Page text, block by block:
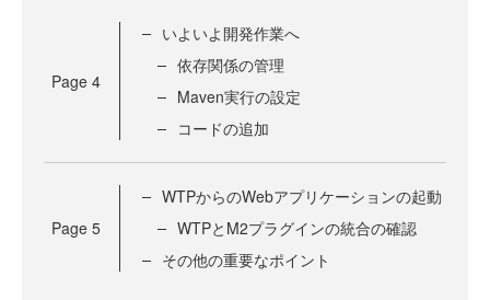
Page 4
いよいよ開発作業へ
依存関係の管理
Maven実行の設定
コードの追加
Page 5
WTPからのWebアプリケーションの起動
WTPとM2プラグインの統合の確認
その他の重要なポイント